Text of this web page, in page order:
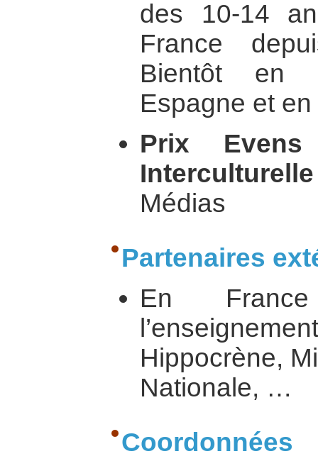
des 10-14
France
Bientôt en
Espagne et
Prix Evens
Interculturelle
Médias
Partenaires
En
Hippocrène,
Nationale, …